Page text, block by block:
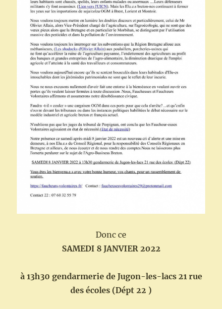
Donc ce
SAMEDI 8 JANVIER 2022
à 13h30 gendarmerie de Jugon-les-lacs 21 rue
des écoles (Dépt 22 )